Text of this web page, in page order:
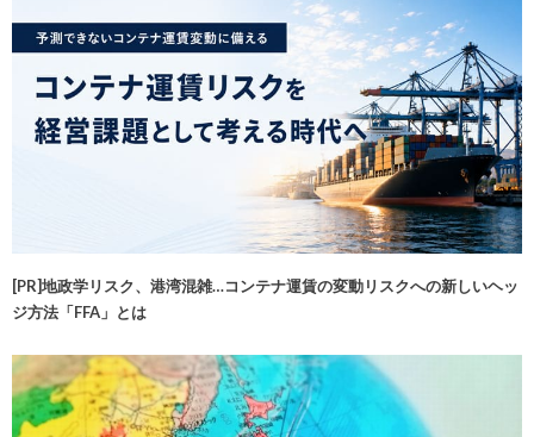
[PR]地政学リスク、港湾混雑…コンテナ運賃の変動リスクへの新しいヘッ
ジ方法「FFA」とは